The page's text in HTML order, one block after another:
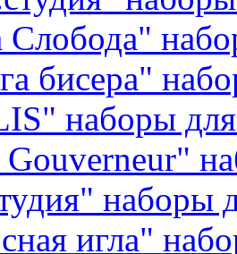
Слобода"
бисера"
наборы
Gouverneur"
наборы
игла"